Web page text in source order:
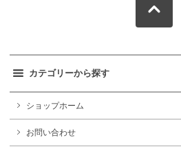
カテゴリーから探す
ショップホーム
お問い合わせ